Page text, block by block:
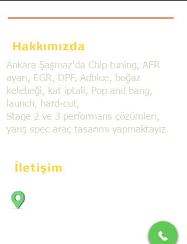
Hakkımızda
Ankara Şaşmaz'da Chip tuning, AFR
ayarı, EGR, DPF, Adblue, boğaz
kelebeği, kat iptali, Pop and bang,
launch, hard-cut,
Stage 2 ve 3 performans çözümleri,
yarış spec araç tasarımı yapmaktayız.
İletişim